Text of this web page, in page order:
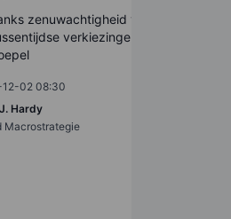
zenuwachtigheid verlopen
verkiezingen in de
02 08:30
Hardy
Macrostrategie